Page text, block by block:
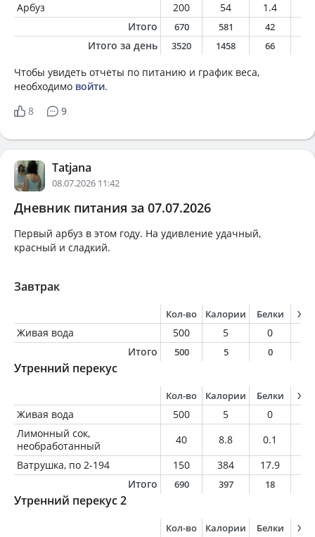
Арбуз
200 54 1.4
Итого
670 581 42
Итого за день 3520 1458 66
Чтобы увидеть отчеты по питанию и график веса,
необходимо войти.
8
9
Tatjana
08.07.2026 11:42
Дневник питания за 07.07.2026
Первый арбуз в этом году. На удивление удачный,
красный и сладкий.
Завтрак
Кол-во Калории Белки
Живая вода 500 5 0
Итого
500 5 0
Утренний перекус
Кол-во Калории Белки
Живая вода 500 5 0
Лимонный сок,
необработанный
40 8.8 0.1
Ватрушка, по 2-194
150 384 17.9
Итого
690 397 18
Утренний перекус 2
Кол-во Калории Белки